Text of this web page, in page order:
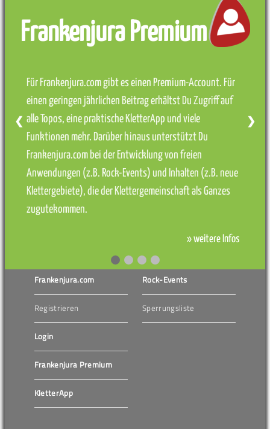
Frankenjura Premium
Für Frankenjura.com gibt es einen Premium-Account. Für
einen geringen jährlichen Beitrag erhältst Du Zugriff auf
alle Topos, eine praktische KletterApp und viele
Funktionen mehr. Darüber hinaus unterstützt Du
Frankenjura.com bei der Entwicklung von freien
Anwendungen (z.B. Rock-Events) und Inhalten (z.B. neue
Klettergebiete), die der Klettergemeinschaft als Ganzes
zugutekommen.
» weitere Infos
❮ ❯
Frankenjura.com
Registrieren
Login
Frankenjura Premium
KletterApp
Rock-Events
Sperrungsliste